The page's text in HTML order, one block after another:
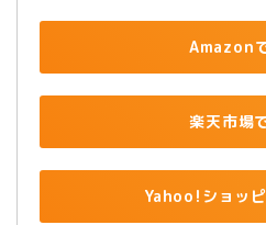
Amazon
楽天市場
Yahoo!ショッ